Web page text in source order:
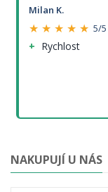
Milan K.
★ ★ ★ ★ ★ 5/5
Rychlost
NAKUPUJÍ U NÁS